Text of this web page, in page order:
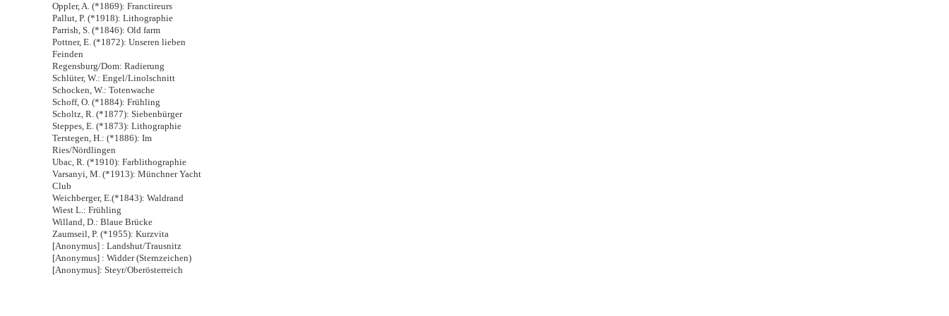
Oppler, A. (*1869): Franctireurs
Pallut, P. (*1918): Lithographie
Parrish, S. (*1846): Old farm
Pottner, E. (*1872): Unseren lieben
Feinden
Regensburg/Dom: Radierung
Schlüter, W.: Engel/Linolschnitt
Schocken, W.: Totenwache
Schoff, O. (*1884): Frühling
Scholtz, R. (*1877): Siebenbürger
Steppes, E. (*1873): Lithographie
Terstegen, H.: (*1886): Im
Ries/Nördlingen
Ubac, R. (*1910): Farblithographie
Varsanyi, M. (*1913): Münchner Yacht
Club
Weichberger, E.(*1843): Waldrand
Wiest L.: Frühling
Willand, D.: Blaue Brücke
Zaumseil, P. (*1955): Kurzvita
[Anonymus] : Landshut/Trausnitz
[Anonymus] : Widder (Sternzeichen)
[Anonymus]: Steyr/Oberösterreich